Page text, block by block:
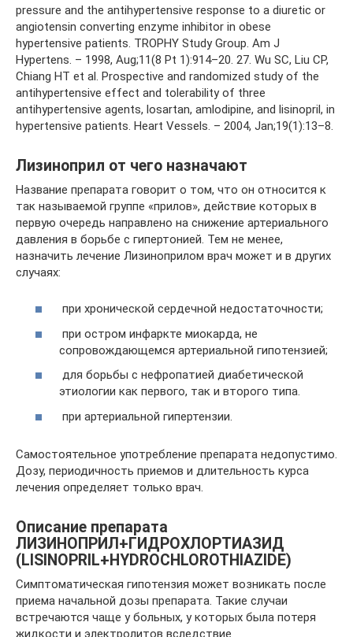
pressure and the antihypertensive response to a diuretic or
angiotensin converting enzyme inhibitor in obese
hypertensive patients. TROPHY Study Group. Am J
Hypertens. – 1998, Aug;11(8 Pt 1):914–20. 27. Wu SC, Liu CP,
Chiang HT et al. Prospective and randomized study of the
antihypertensive effect and tolerability of three
antihypertensive agents, losartan, amlodipine, and lisinopril, in
hypertensive patients. Heart Vessels. – 2004, Jan;19(1):13–8.
Лизиноприл от чего назначают
Название препарата говорит о том, что он относится к
так называемой группе «прилов», действие которых в
первую очередь направлено на снижение артериального
давления в борьбе с гипертонией. Тем не менее,
назначить лечение Лизиноприлом врач может и в других
случаях:
при хронической сердечной недостаточности;
при остром инфаркте миокарда, не
сопровождающемся артериальной гипотензией;
для борьбы с нефропатией диабетической
этиологии как первого, так и второго типа.
при артериальной гипертензии.
Самостоятельное употребление препарата недопустимо.
Дозу, периодичность приемов и длительность курса
лечения определяет только врач.
Описание препарата
ЛИЗИНОПРИЛ+ГИДРОХЛОРТИАЗИД
(LISINOPRIL+HYDROCHLOROTHIAZIDE)
Симптоматическая гипотензия может возникать после
приема начальной дозы препарата. Такие случаи
встречаются чаще у больных, у которых была потеря
жидкости и электролитов вследствие